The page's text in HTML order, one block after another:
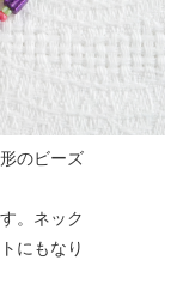
のビーズ
。ネック
にもなり